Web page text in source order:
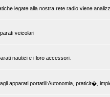
legate alla nostra rete radio viene
veicolari
nautici e i loro accessori.
apparati portatili:Autonomia, praticit�,